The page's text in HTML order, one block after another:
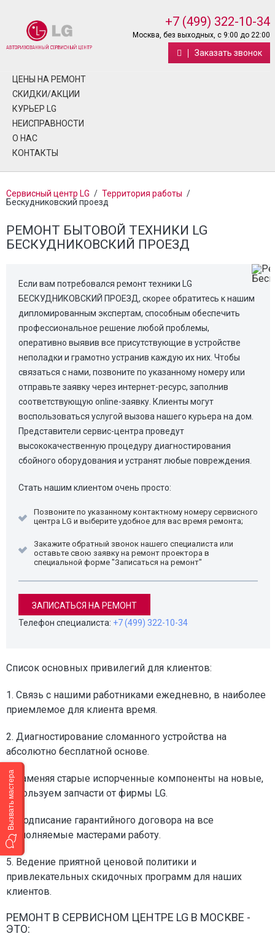
+7 (499) 322-10-34
Москва, без выходных, с 9:00 до 22:00
Заказать звонок
ЦЕНЫ НА РЕМОНТ
СКИДКИ/АКЦИИ
КУРЬЕР LG
НЕИСПРАВНОСТИ
О НАС
КОНТАКТЫ
Сервисный центр LG / Территория работы /
Бескудниковский проезд
РЕМОНТ БЫТОВОЙ ТЕХНИКИ LG
БЕСКУДНИКОВСКИЙ ПРОЕЗД
Если вам потребовался ремонт техники LG
БЕСКУДНИКОВСКИЙ ПРОЕЗД, скорее обратитесь к нашим
дипломированным экспертам, способным обеспечить
профессиональное решение любой проблемы,
оперативно выявив все присутствующие в устройстве
неполадки и грамотно устранив каждую их них. Чтобы
связаться с нами, позвоните по указанному номеру или
отправьте заявку через интернет-ресурс, заполнив
соответствующую online-заявку. Клиенты могут
воспользоваться услугой вызова нашего курьера на дом.
Представители сервис-центра проведут
высококачественную процедуру диагностирования
сбойного оборудования и устранят любые повреждения.
Стать нашим клиентом очень просто:
Позвоните по указанному контактному номеру сервисного
центра LG и выберите удобное для вас время ремонта;
Закажите обратный звонок нашего специалиста или
оставьте свою заявку на ремонт проектора в
специальной форме "Записаться на ремонт"
ЗАПИСАТЬСЯ НА РЕМОНТ
Телефон специалиста: +7 (499) 322-10-34
Список основных привилегий для клиентов:
1. Связь с нашими работниками ежедневно, в наиболее
приемлемое для клиента время.
2. Диагностирование сломанного устройства на
абсолютно бесплатной основе.
3. Заменяя старые испорченные компоненты на новые,
используем запчасти от фирмы LG.
4. Подписание гарантийного договора на все
выполняемые мастерами работу.
5. Ведение приятной ценовой политики и
привлекательных скидочных программ для наших
клиентов.
РЕМОНТ В СЕРВИСНОМ ЦЕНТРЕ LG В МОСКВЕ -
ЭТО:
Вызвать мастера